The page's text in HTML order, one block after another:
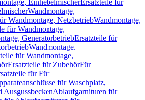
EinhebelmischerErsatzteile für
Wandmontage,
Wandmontage, NetzbetriebWandmontage,
für Wandmontage,
GeneratorbetriebErsatzteile für
Wandmontage,
für Wandmontage,
Ersatzteile für ZubehörFür
für Für
für Waschplatz,
AusgussbeckenAblaufgarnituren für